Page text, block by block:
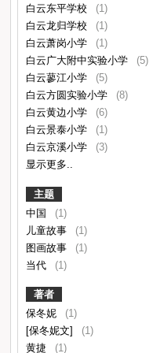
白云东平学校
(1)
白云龙归学校
(1)
白云萧岗小学
(1)
白云广大附中实验小学
(5)
白云蓼江小学
(5)
白云方圆实验小学
(8)
白云黄边小学
(6)
白云景泰小学
(1)
白云京溪小学
(3)
显示更多..
主题
中国
(1)
儿童故事
(1)
图画故事
(1)
当代
(1)
著者
保冬妮
(1)
[保冬妮文]
(1)
黄捷
(1)